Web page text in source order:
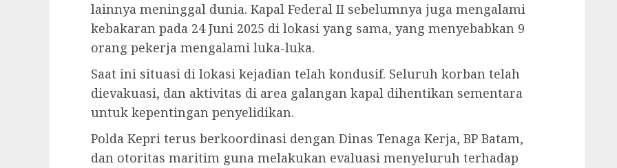
lainnya meninggal dunia. Kapal Federal II sebelumnya juga mengalami
kebakaran pada 24 Juni 2025 di lokasi yang sama, yang menyebabkan 9
orang pekerja mengalami luka-luka.
Saat ini situasi di lokasi kejadian telah kondusif. Seluruh korban telah
dievakuasi, dan aktivitas di area galangan kapal dihentikan sementara
untuk kepentingan penyelidikan.
Polda Kepri terus berkoordinasi dengan Dinas Tenaga Kerja, BP Batam,
dan otoritas maritim guna melakukan evaluasi menyeluruh terhadap